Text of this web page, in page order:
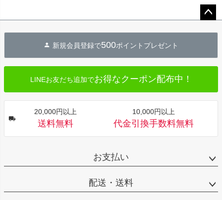
へ
新規会員登録で500ポイントプレゼント
LINEお友だち追加でお得なクーポン配布中！
20,000円以上
送料無料
10,000円以上
代金引換手数料無料
お支払い
配送・送料